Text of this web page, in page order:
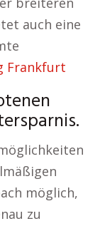
auch eine
Frankfurt
möglich,
zu